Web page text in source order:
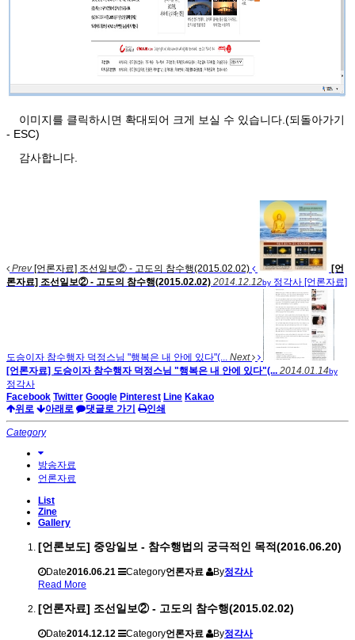
이미지를 클릭하시면 확대되어 크게 보실 수 있습니다.(되돌아가기
- ESC)
감사합니다.
Prev [언론자료] 조선일보② - 고도의 참수행(2015.02.02)
[언
론자료] 조선일보② - 고도의 참수행(2015.02.02) 2014.12.12by 정각사 [언론자료]
도승이자 참수행자 덕정스님 "행복은 내 안에 있다"(... Next
[언론자료] 도승이자 참수행자 덕정스님 "행복은 내 안에 있다"(... 2014.01.14by
정각사
Facebook Twitter Google Pinterest Line Kakao
위로
아래로 댓글로 가기 인쇄
Category
방송자료
언론자료
List
Zine
Gallery
[언론보도] 중앙일보 - 참수행법의 궁극적인 목적(2016.06.20)
Date2016.06.21 Category언론자료 By정각사
Read More
[언론자료] 조선일보② - 고도의 참수행(2015.02.02)
Date2014.12.12 Category언론자료 By정각사